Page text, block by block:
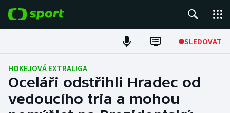
SLEDOVAT
Fotbal
Hokej
HOKEJOVÁ EXTRALIGA
Oceláři odstřihli Hradec od
vedoucího tria a mohou